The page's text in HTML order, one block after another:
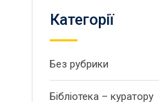
Категорії
Без рубрики
Бібліотека – куратору